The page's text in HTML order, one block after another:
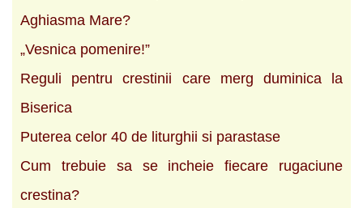
Aghiasma Mare?
„Vesnica pomenire!”
Reguli pentru crestinii care merg duminica la
Biserica
Puterea celor 40 de liturghii si parastase
Cum trebuie sa se incheie fiecare rugaciune
crestina?